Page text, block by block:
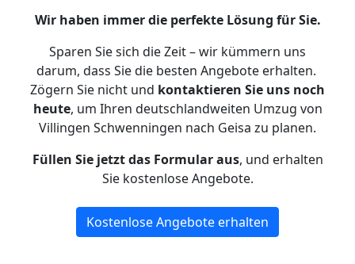
Wir haben immer die perfekte Lösung für Sie.
Sparen Sie sich die Zeit – wir kümmern uns
darum, dass Sie die besten Angebote erhalten.
Zögern Sie nicht und kontaktieren Sie uns noch
heute, um Ihren deutschlandweiten Umzug von
Villingen Schwenningen nach Geisa zu planen.
Füllen Sie jetzt das Formular aus, und erhalten
Sie kostenlose Angebote.
Kostenlose Angebote erhalten